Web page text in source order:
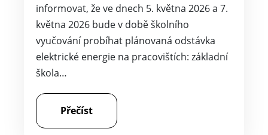
informovat, že ve dnech 5. května 2026 a 7.
května 2026 bude v době školního
vyučování probíhat plánovaná odstávka
elektrické energie na pracovištích: základní
škola…
Přečíst